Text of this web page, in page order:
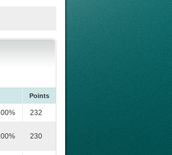
Points
232
230